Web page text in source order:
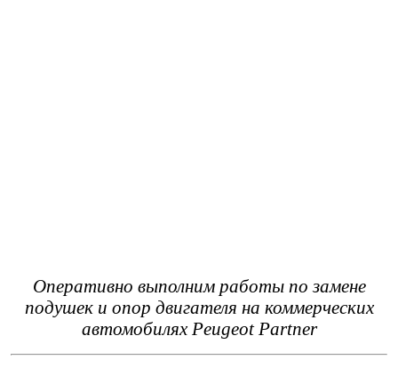
Оперативно выполним работы по замене
подушек и опор двигателя на коммерческих
автомобилях Peugeot Partner